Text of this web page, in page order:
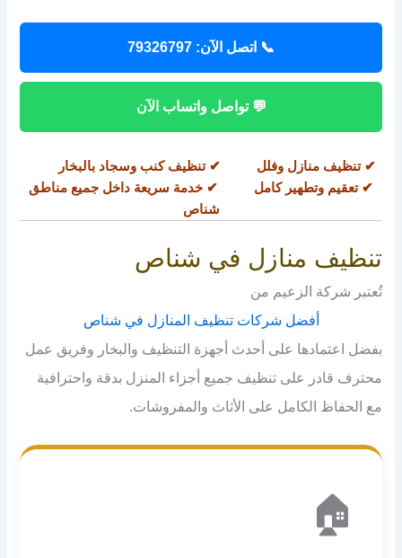
📞 اتصل الآن: 79326797
💬 تواصل واتساب الآن
✔ تنظيف منازل وفلل ✔ تنظيف كنب وسجاد بالبخار
✔ تعقيم وتطهير كامل ✔ خدمة سريعة داخل جميع مناطق
شناص
تنظيف منازل في شناص
تُعتبر شركة الزعيم من
أفضل شركات تنظيف المنازل في شناص
بفضل اعتمادها على أحدث أجهزة التنظيف والبخار وفريق عمل
محترف قادر على تنظيف جميع أجزاء المنزل بدقة واحترافية
مع الحفاظ الكامل على الأثاث والمفروشات.
🏠